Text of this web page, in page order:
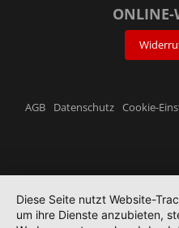
ONLINE-
AGB Datenschutz Cookie-
Diese Seite nutzt Website-
um ihre Dienste anzubieten,